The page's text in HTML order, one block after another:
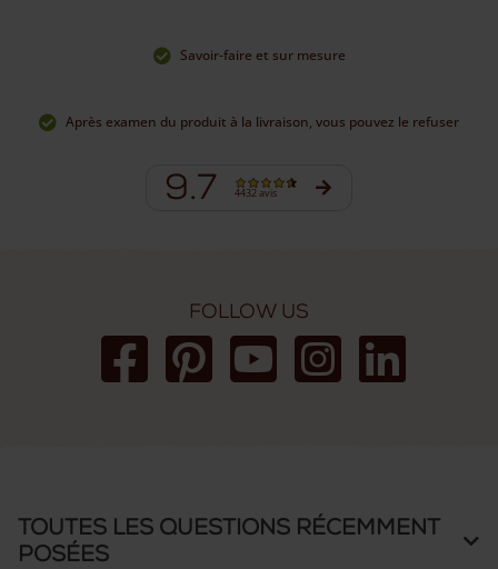
Savoir-faire et sur mesure
Après examen du produit à la livraison, vous pouvez le refuser
9.7 4432 avis
Follow us
Toutes les questions récemment
posées